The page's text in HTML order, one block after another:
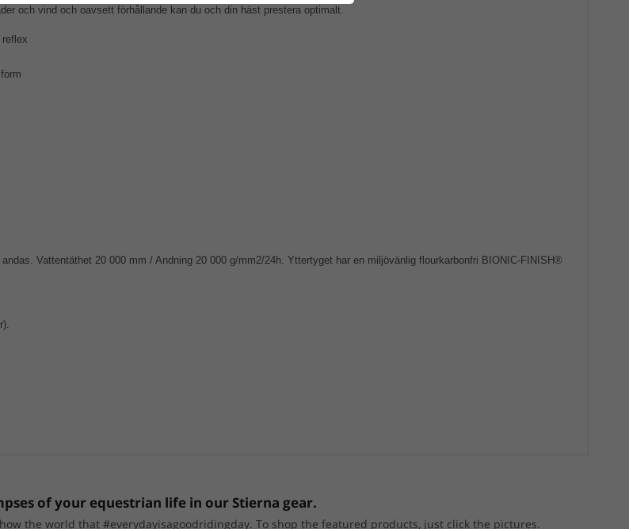
och vind och oavsett förhållande kan du och din häst prestera optimalt.
Vattentäthet 20 000 mm / Andning 20 000 g/mm2/24h. Yttertyget har en miljövänlig flourkarbonfri BIONIC-FINISH®
of your equestrian life in our Stierna gear.
the world that #everydayisagoodridingday. To shop the featured products, just click the pictures.